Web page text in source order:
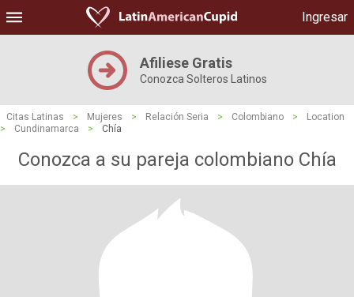
Ingresar
Afiliese Gratis
Conozca Solteros Latinos
Citas Latinas > Mujeres > Relación Seria > Colombiano >
Location
>
Cundinamarca > Chía
Conozca a su pareja colombiano Chía